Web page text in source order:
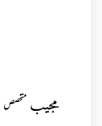
مجیب متخصص